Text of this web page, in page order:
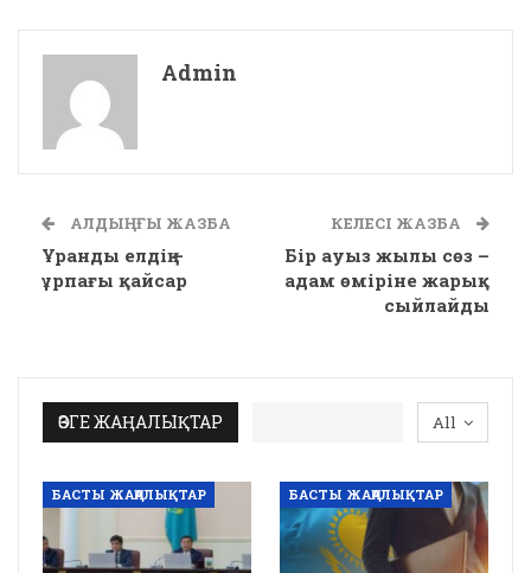
Admin
АЛДЫҢҒЫ ЖАЗБА
Ұранды елдің –
ұрпағы қайсар
КЕЛЕСІ ЖАЗБА
Бір ауыз жылы сөз –
адам өміріне жарық
сыйлайды
All
ӨЗГЕ ЖАҢАЛЫҚТАР
БАСТЫ ЖАҢАЛЫҚТАР БАСТЫ ЖАҢАЛЫҚТАР